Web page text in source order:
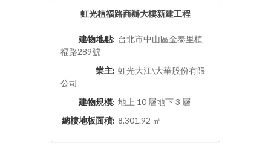
虹光植福路商辦大樓新建工程
建物地點: 台北市中山區金泰里植
福路289號
業主: 虹光大江\大華股份有限
公司
建物規模: 地上 10 層地下 3 層
總樓地板面積: 8,301.92 ㎡